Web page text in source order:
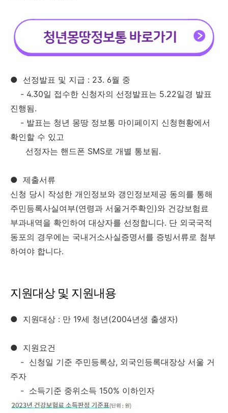
● 선정발표 및 지급 : 23. 6월 중
- 4.30일 접수한 신청자의 선정발표는 5.22일경 발표
진행됨.
- 발표는 청년 몽땅 정보통 마이페이지 신청현황에서
확인할 수 있고
선정자는 핸드폰 SMS로 개별 통보됨.
● 제출서류
신청 당시 작성한 개인정보와 갱인정보제공 동의를 통해
주민등록사실여부(연령과 서울거주확인)와 건강보험료
부과내역을 확인하여 대상자를 선정합니다. 단 외국국적
동포의 경우에는 국내거소사실증명서를 증빙서류로 첨부
하여야 합니다.
지원대상 및 지원내용
● 지원대상 : 만 19세 청년(2004년생 출생자)
● 지원요건
- 신청일 기준 주민등록상, 외국인등록대장상 서울 거
주자
- 소득기준 중위소득 150% 이하인자